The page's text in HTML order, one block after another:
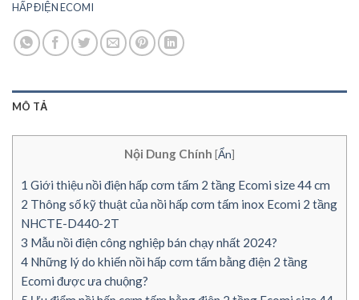
HẤP ĐIỆN ECOMI
MÔ TẢ
Nội Dung Chính [Ẩn]
1 Giới thiệu nồi điện hấp cơm tấm 2 tầng Ecomi size 44 cm
2 Thông số kỹ thuật của nồi hấp cơm tấm inox Ecomi 2 tầng
NHCTE-D440-2T
3 Mẫu nồi điện công nghiệp bán chạy nhất 2024?
4 Những lý do khiến nồi hấp cơm tấm bằng điện 2 tầng
Ecomi được ưa chuộng?